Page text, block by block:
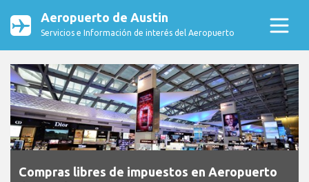
Aeropuerto de Austin
Servicios e Información de interés del Aeropuerto
Compras libres de impuestos en Aeropuerto